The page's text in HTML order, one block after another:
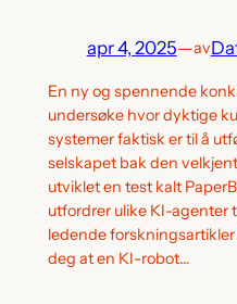
apr 4, 2025—av
En ny og spennende
undersøke hvor dyktige
systemer faktisk er til å
selskapet bak den
utviklet en test kalt
utfordrer ulike KI-agenter
ledende
deg at en KI-robot…